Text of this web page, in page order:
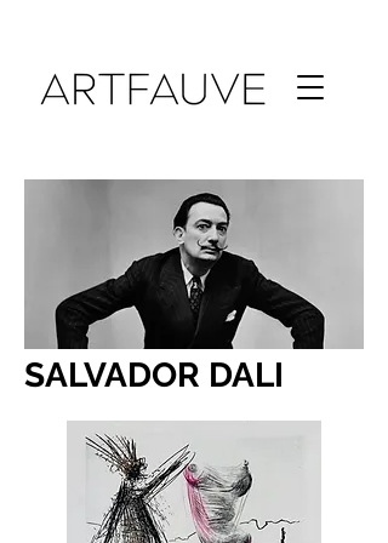
SALVADOR DALI